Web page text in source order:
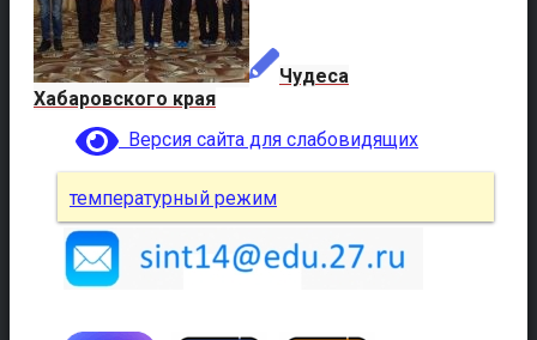
Чудеса
Хабаровского края
Версия сайта для слабовидящих
температурный режим